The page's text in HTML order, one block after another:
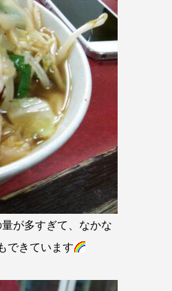
が多すぎて、なかな
できています